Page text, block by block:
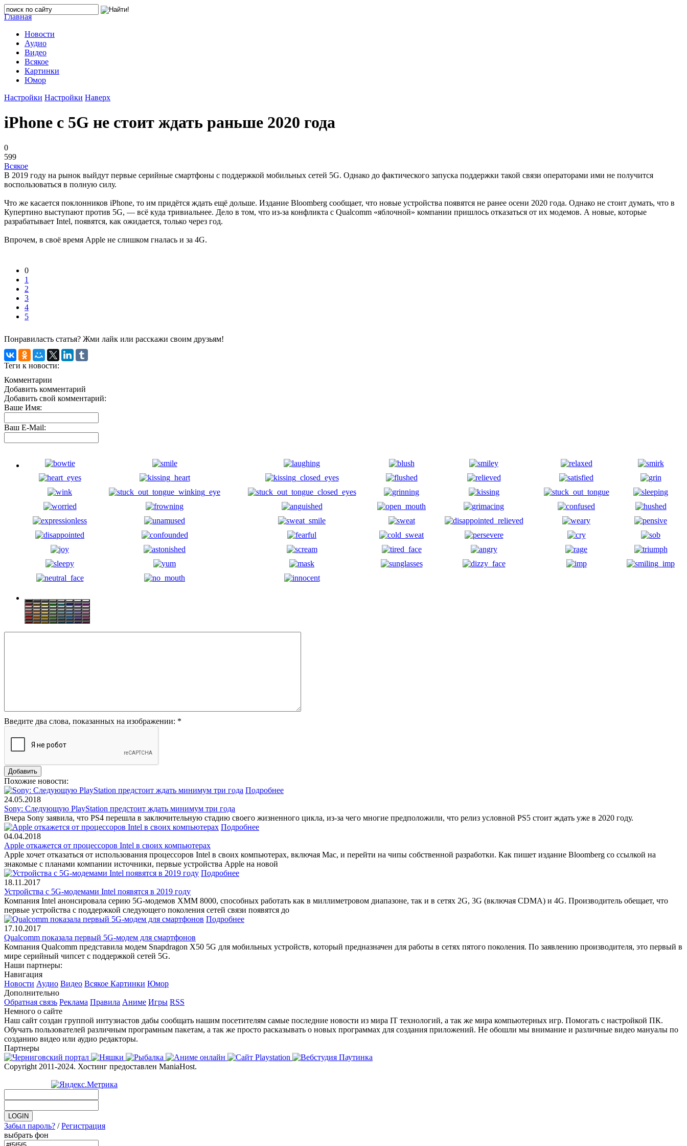
Главная
Новости
Аудио
Видео
Всякое
Картинки
Юмор
Настройки Настройки Наверх
iPhone с 5G не стоит ждать раньше 2020 года
0
599
Всякое
В 2019 году на рынок выйдут первые серийные смартфоны с поддержкой мобильных сетей 5G. Однако до фактического запуска поддержки такой связи операторами ими не получится
воспользоваться в полную силу.
Что же касается поклонников iPhone, то им придётся ждать ещё дольше. Издание Bloomberg сообщает, что новые устройства появятся не ранее осени 2020 года. Однако не стоит думать, что в
Купертино выступают против 5G, — всё куда тривиальнее. Дело в том, что из-за конфликта с Qualcomm «яблочной» компании пришлось отказаться от их модемов. А новые, которые
разрабатывает Intel, появятся, как ожидается, только через год.
Впрочем, в своё время Apple не слишком гналась и за 4G.
0
1
2
3
4
5
Понравиласть статья? Жми лайк или расскажи своим друзьям!
Теги к новости:
Комментарии
Добавить комментарий
Добавить свой комментарий:
Ваше Имя:
Ваш E-Mail:
Введите два слова, показанных на изображении: *
Похожие новости:
Подробнее
24.05.2018
Sony: Следующую PlayStation предстоит ждать минимум три года
Вчера Sony заявила, что PS4 перешла в заключительную стадию своего жизненного цикла, из-за чего многие предположили, что релиз условной PS5 стоит ждать уже в 2020 году.
Подробнее
04.04.2018
Apple откажется от процессоров Intel в своих компьютерах
Apple хочет отказаться от использования процессоров Intel в своих компьютерах, включая Mac, и перейти на чипы собственной разработки. Как пишет издание Bloomberg со ссылкой на
знакомые с планами компании источники, первые устройства Apple на новой
Подробнее
18.11.2017
Устройства с 5G-модемами Intel появятся в 2019 году
Компания Intel анонсировала серию 5G-модемов XMM 8000, способных работать как в миллиметровом диапазоне, так и в сетях 2G, 3G (включая CDMA) и 4G. Производитель обещает, что
первые устройства с поддержкой следующего поколения сетей связи появятся до
Подробнее
17.10.2017
Qualcomm показала первый 5G-модем для смартфонов
Компания Qualcomm представила модем Snapdragon X50 5G для мобильных устройств, который предназначен для работы в сетях пятого поколения. По заявлению производителя, это первый в
мире серийный чипсет с поддержкой сетей 5G.
Наши партнеры:
Навигация
Новости Аудио Видео Всякое Картинки Юмор
Дополнительно
Обратная связь Реклама Правила Аниме Игры RSS
Немного о сайте
Наш сайт создан группой интузиастов дабы сообщать нашим посетителям самые последние новости из мира IT технологий, а так же мира компьютерных игр. Помогать с настройкой ПК.
Обучать пользователей различным програмным пакетам, а так же просто расказывать о новых программах для создания приложений. Не обошли мы внимание и различные видео мануалы по
созданию видео или аудио редакторы.
Партнеры
Copyright 2011-2024. Хостинг предоставлен ManiaHost.
Забыл пароль? /Регистрация
выбрать фон